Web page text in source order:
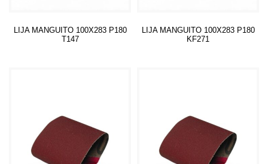
LIJA MANGUITO 100X283 P180
T147
LIJA MANGUITO 100X283 P180
KF271